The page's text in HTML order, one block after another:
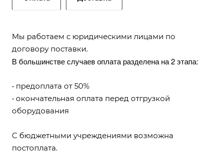
Мы работаем с юридическими лицами по
договору поставки.
В большинстве случаев оплата разделена на 2 этапа:
• предоплата от 50%
• окончательная оплата перед отгрузкой
оборудования
С бюджетными учреждениями возможна
постоплата.